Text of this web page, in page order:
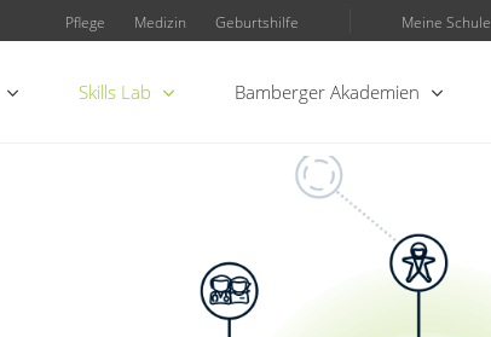
Pflege Medizin Geburtshilfe Meine Schule
Skills Lab Bamberger Akademien